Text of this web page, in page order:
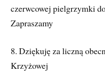
czerwcowej pielgrzymki
Zapraszamy
8. Dziękuję za liczną
Krzyżowej